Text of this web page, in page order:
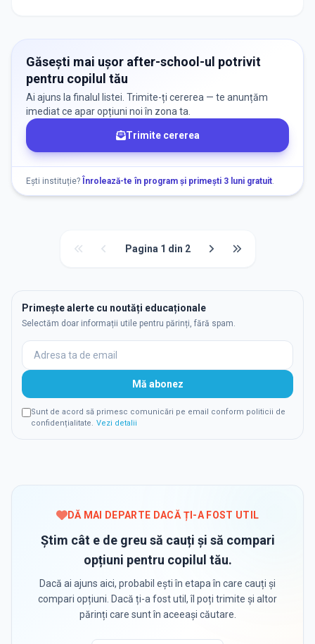
Găsești mai ușor after-school-ul potrivit
pentru copilul tău
Ai ajuns la finalul listei. Trimite-ți cererea — te anunțăm
imediat ce apar opțiuni noi în zona ta.
Trimite cererea
Ești instituție? Înrolează-te în program și primești 3 luni gratuit.
Pagina 1 din 2
Primește alerte cu noutăți educaționale
Selectăm doar informații utile pentru părinți, fără spam.
Mă abonez
Sunt de acord să primesc comunicări pe email conform politicii de
confidențialitate. Vezi detalii
DĂ MAI DEPARTE DACĂ ȚI-A FOST UTIL
Știm cât e de greu să cauți și să compari
opțiuni pentru copilul tău.
Dacă ai ajuns aici, probabil ești în etapa în care cauți și
compari opțiuni. Dacă ți-a fost util, îl poți trimite și altor
părinți care sunt în aceeași căutare.